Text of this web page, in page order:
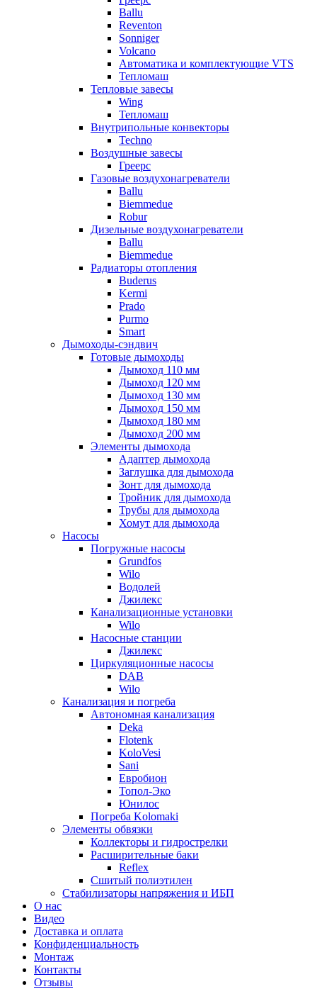
Ballu
Reventon
Sonniger
Volcano
Автоматика и комплектующие VTS
Тепломаш
Тепловые завесы
Wing
Тепломаш
Внутрипольные конвекторы
Techno
Воздушные завесы
Греерс
Газовые воздухонагреватели
Ballu
Biemmedue
Robur
Дизельные воздухонагреватели
Ballu
Biemmedue
Радиаторы отопления
Buderus
Kermi
Prado
Purmo
Smart
Дымоходы-сэндвич
Готовые дымоходы
Дымоход 110 мм
Дымоход 120 мм
Дымоход 130 мм
Дымоход 150 мм
Дымоход 180 мм
Дымоход 200 мм
Элементы дымохода
Адаптер дымохода
Заглушка для дымохода
Зонт для дымохода
Тройник для дымохода
Трубы для дымохода
Хомут для дымохода
Насосы
Погружные насосы
Grundfos
Wilo
Водолей
Джилекс
Канализационные установки
Wilo
Насосные станции
Джилекс
Циркуляционные насосы
DAB
Wilo
Канализация и погреба
Автономная канализация
Deka
Flotenk
KoloVesi
Sani
Евробион
Топол-Эко
Юнилос
Погреба Kolomaki
Элементы обвязки
Коллекторы и гидрострелки
Расширительные баки
Reflex
Сшитый полиэтилен
Стабилизаторы напряжения и ИБП
О нас
Видео
Доставка и оплата
Конфиденциальность
Монтаж
Контакты
Отзывы